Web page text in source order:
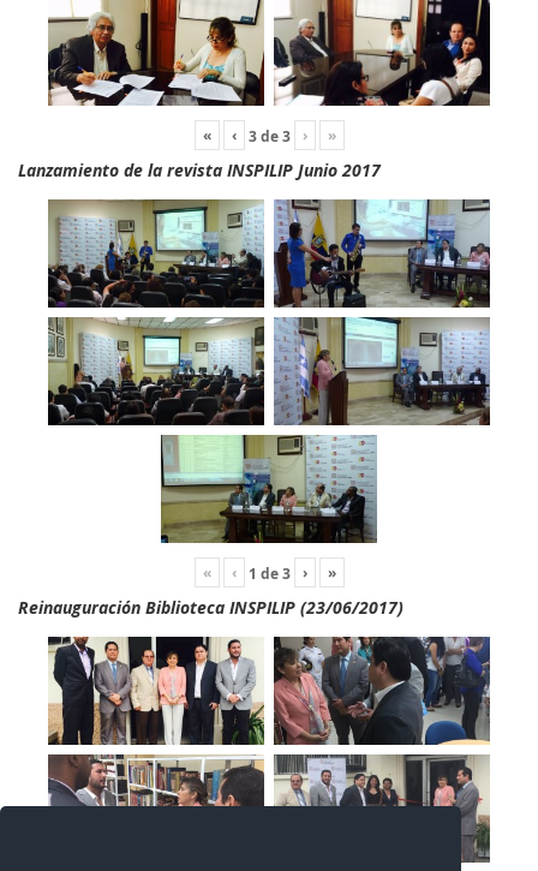
« ‹ 3de3 › »
Lanzamiento de la revista INSPILIP Junio 2017
« ‹ 1 de3 › »
Reinauguración Biblioteca INSPILIP (23/06/2017)